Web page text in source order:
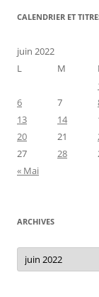
CALENDRIER ET
juin 2022
L
M
6
7
13
14
20
21
27
28
« Mai
ARCHIVES
Archives